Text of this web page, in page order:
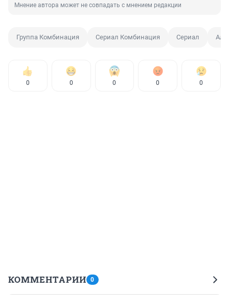
Мнение автора может не совпадать с мнением редакции
Группа Комбинация Сериал Комбинация Сериал
0 0 0 0 0
КОММЕНТАРИИ 0